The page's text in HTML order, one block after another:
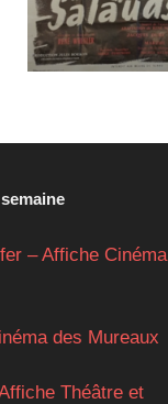
– Affiche Cinéma
des Mureaux
Théâtre et